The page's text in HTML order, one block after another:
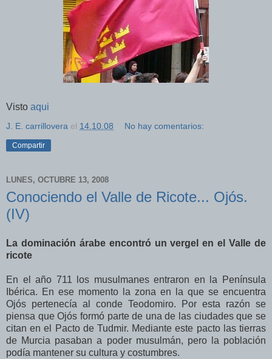
Visto aqui
J. E. carrillovera el 14.10.08 No hay comentarios:
Compartir
LUNES, OCTUBRE 13, 2008
Conociendo el Valle de Ricote... Ojós.
(IV)
La dominación árabe encontró un vergel en el Valle de
ricote
En el año 711 los musulmanes entraron en la Península
Ibérica. En ese momento la zona en la que se encuentra
Ojós pertenecía al conde Teodomiro. Por esta razón se
piensa que Ojós formó parte de una de las ciudades que se
citan en el Pacto de Tudmir. Mediante este pacto las tierras
de Murcia pasaban a poder musulmán, pero la población
podía mantener su cultura y costumbres.